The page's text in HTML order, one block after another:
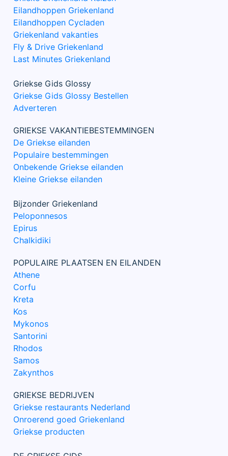
Eilandhoppen Griekenland
Eilandhoppen Cycladen
Griekenland vakanties
Fly & Drive Griekenland
Last Minutes Griekenland
Griekse Gids Glossy
Griekse Gids Glossy Bestellen
Adverteren
GRIEKSE VAKANTIEBESTEMMINGEN
De Griekse eilanden
Populaire bestemmingen
Onbekende Griekse eilanden
Kleine Griekse eilanden
Bijzonder Griekenland
Peloponnesos
Epirus
Chalkidiki
POPULAIRE PLAATSEN EN EILANDEN
Athene
Corfu
Kreta
Kos
Mykonos
Santorini
Rhodos
Samos
Zakynthos
GRIEKSE BEDRIJVEN
Griekse restaurants Nederland
Onroerend goed Griekenland
Griekse producten